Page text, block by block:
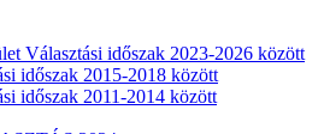
Választási időszak 2023-2026 között
időszak 2015-2018 között
időszak 2011-2014 között